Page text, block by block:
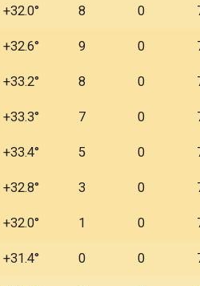
+32.0 8 0
+32.6 9 0
+33.2 8 0
+33.3 7 0
+33.4 5 0
+32.8 3 0
+32.0 1 0
+31.4 0 0